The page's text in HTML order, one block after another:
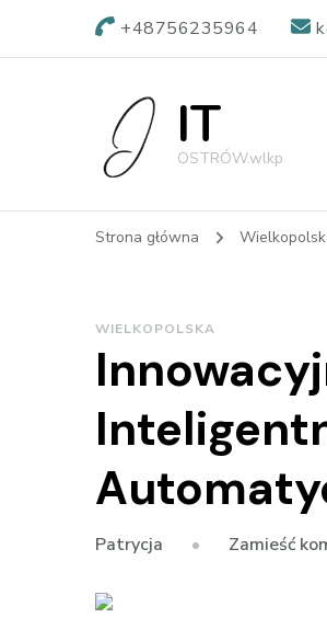
+48756235964
IT
OSTRÓW.wlkp
Strona główna
WIELKOPOLSKA
Patrycja Zamieść